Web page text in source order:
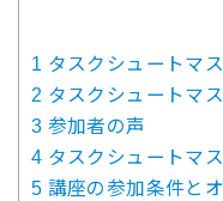
1 タスクシュートマ
2 タスクシュートマ
3 参加者の声
4 タスクシュートマ
5 講座の参加条件と